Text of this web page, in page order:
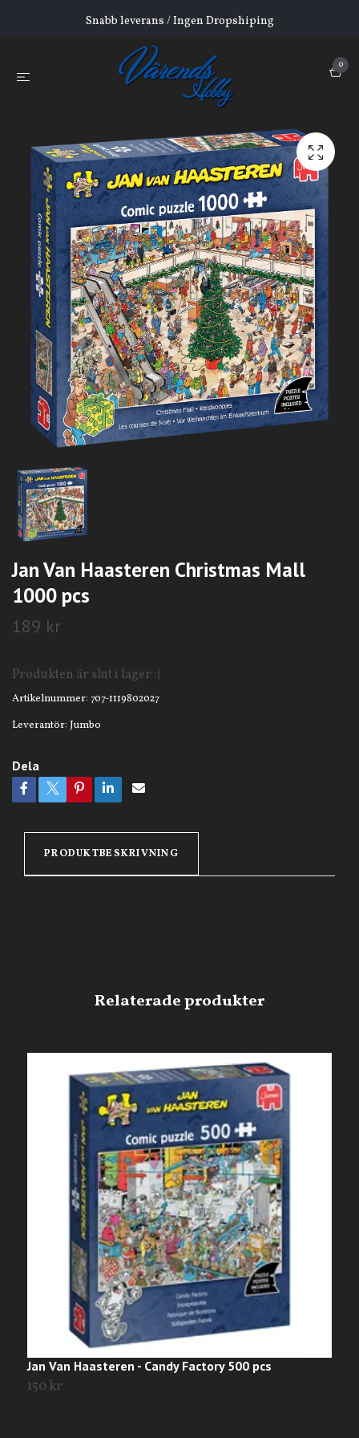
Snabb leverans / Ingen Dropshiping
0
Jan Van Haasteren Christmas Mall
1000 pcs
189 kr
Produkten är slut i lager :(
Artikelnummer: 707-1119802027
Leverantör: Jumbo
Dela
PRODUKTBESKRIVNING
Jan Van Haasteren - Candy Factory 500 pcs
150 kr